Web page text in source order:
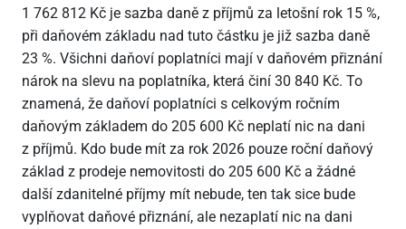
1 762 812 Kč je sazba daně z příjmů za letošní rok 15 %,
při daňovém základu nad tuto částku je již sazba daně
23 %. Všichni daňoví poplatníci mají v daňovém přiznání
nárok na slevu na poplatníka, která činí 30 840 Kč. To
znamená, že daňoví poplatníci s celkovým ročním
daňovým základem do 205 600 Kč neplatí nic na dani
z příjmů. Kdo bude mít za rok 2026 pouze roční daňový
základ z prodeje nemovitosti do 205 600 Kč a žádné
další zdanitelné příjmy mít nebude, ten tak sice bude
vyplňovat daňové přiznání, ale nezaplatí nic na dani